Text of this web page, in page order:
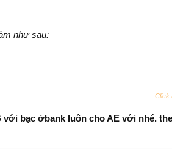
như sau:
Click
bạc ởbank luôn cho AE với nhé.